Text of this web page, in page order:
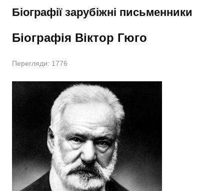
Твори англійською
Твори німецькою
БІОГРАФІЇ
Українські письменники
Зарубіжні письменники
АНАЛІЗ ТВОРІВ
Аналіз творів українських пісменників
Аналіз творів зарубіжних пісменників
Біографії зарубіжні письменники
Біографія Віктор Гюго
Перегляди: 1776